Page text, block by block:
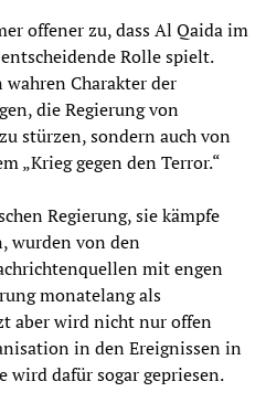
offener zu, dass Al Qaida im
Rolle spielt.
Charakter der
die Regierung von
stürzen, sondern auch von
„Krieg gegen den Terror.“
Regierung, sie kämpfe
wurden von den
mit engen
monatelang als
aber wird nicht nur offen
in den Ereignissen in
wird dafür sogar gepriesen.